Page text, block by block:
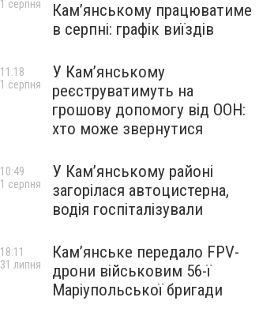
Кам’янському працюватиме
в серпні: графік виїздів
1 серпня
У Кам’янському
реєструватимуть на
грошову допомогу від ООН:
хто може звернутися
11:18
1 серпня
У Кам’янському районі
загорілася автоцистерна,
водія госпіталізували
10:49
1 серпня
Кам’янське передало FPV-
дрони військовим 56-ї
Маріупольської бригади
18:11
31 липня